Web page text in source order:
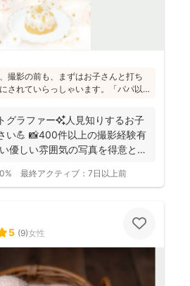
撮影の前も、まずはお子さんと打ち
されていらっしゃいます。「パパ以
！明るく優しい雰囲気の仕上がりの
はぜひおすすめです♪
グラファー✨人見知りするお子
い💪 📸400件以上の撮影経験有
優しい雰囲気の写真を得意とし
最終アクティブ： 7日以上前
5 (9)女性